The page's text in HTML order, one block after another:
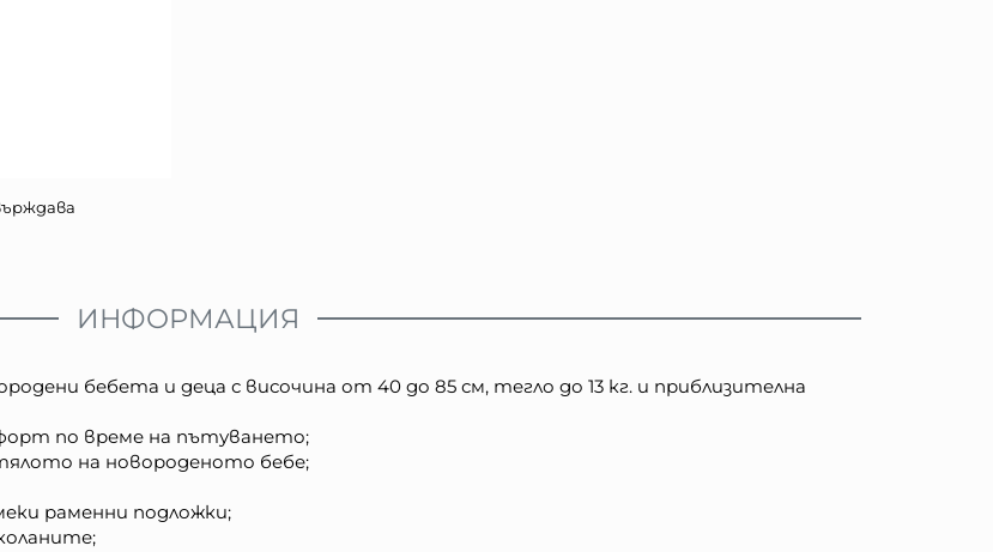
ИНФОРМАЦИЯ
бебета и деца с височина от 40 до 85 см, тегло до 13 кг. и приблизителна
по време на пътуването;
на новороденото бебе;
раменни подложки;